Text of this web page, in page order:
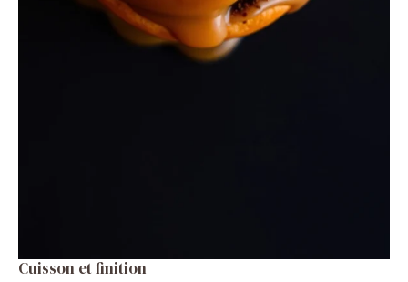
Cuisson et finition